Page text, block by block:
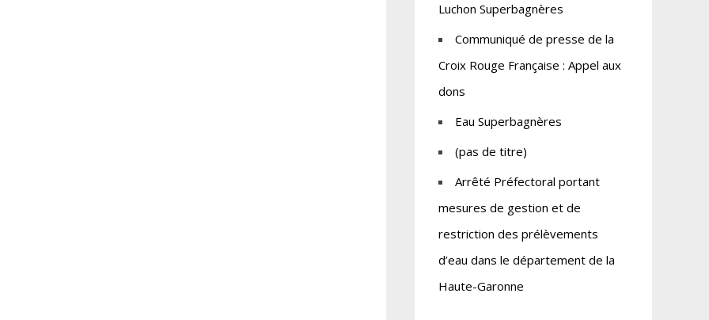
Luchon Superbagnères
Communiqué de presse de la
Croix Rouge Française : Appel aux
dons
Eau Superbagnères
(pas de titre)
Arrêté Préfectoral portant
mesures de gestion et de
restriction des prélèvements
d’eau dans le département de la
Haute-Garonne